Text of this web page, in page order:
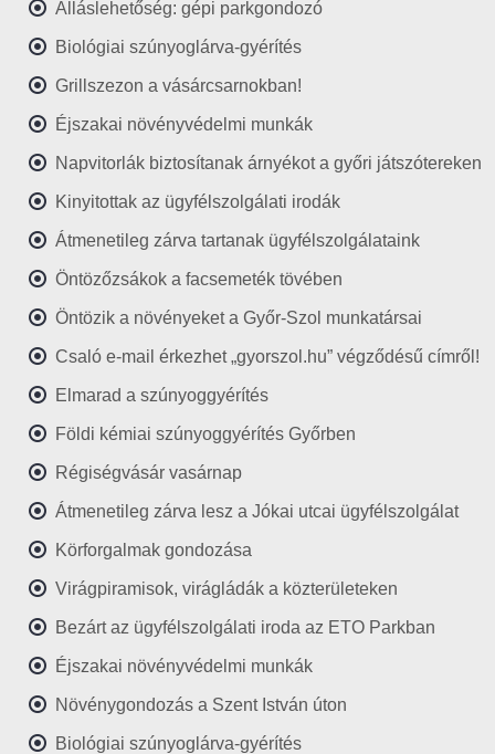
Álláslehetőség: gépi parkgondozó
Biológiai szúnyoglárva-gyérítés
Grillszezon a vásárcsarnokban!
Éjszakai növényvédelmi munkák
Napvitorlák biztosítanak árnyékot a győri játszótereken
Kinyitottak az ügyfélszolgálati irodák
Átmenetileg zárva tartanak ügyfélszolgálataink
Öntözőzsákok a facsemeték tövében
Öntözik a növényeket a Győr-Szol munkatársai
Csaló e-mail érkezhet „gyorszol.hu” végződésű címről!
Elmarad a szúnyoggyérítés
Földi kémiai szúnyoggyérítés Győrben
Régiségvásár vasárnap
Átmenetileg zárva lesz a Jókai utcai ügyfélszolgálat
Körforgalmak gondozása
Virágpiramisok, virágládák a közterületeken
Bezárt az ügyfélszolgálati iroda az ETO Parkban
Éjszakai növényvédelmi munkák
Növénygondozás a Szent István úton
Biológiai szúnyoglárva-gyérítés